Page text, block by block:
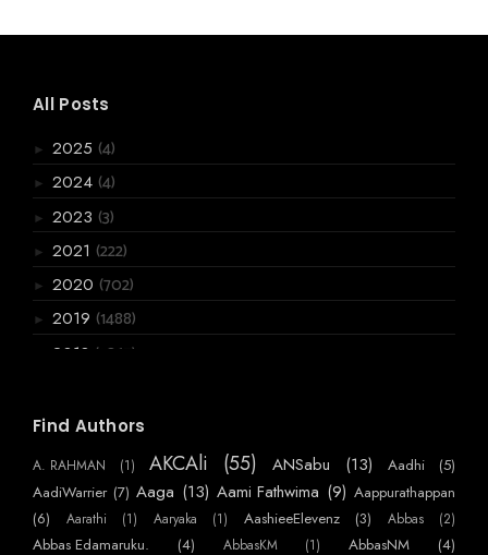
All Posts
► 2025 (4)
► 2024 (4)
► 2023 (3)
► 2021 (222)
► 2020 (702)
► 2019 (1488)
2018 (3867)
▼2016(2955)
(720)
► November(770)
►October (586)
Find Authors
A. RAHMAN (1) AKCAli (55) ANSabu (13) Aadhi
(5)
AadiWarrier (7) Aaga (13) Aami Fathwima (9) Aappurathappan
(6)
Aarathi (1) Aaryaka (1) AashieeElevenz (3) Abbas (2)
Abbas Edamaruku. (4) AbbasKM (1) AbbasNM (4)